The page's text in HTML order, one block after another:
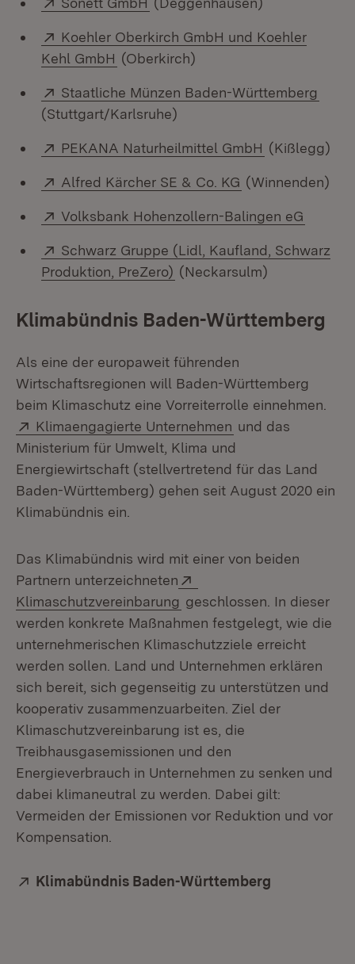
Extern:
Koehler Oberkirch GmbH und Koehler
Kehl GmbH (Öffnet in neuem Fenster)
(Oberkirch)
Extern:
Staatliche Münzen Baden-Württemberg
(Stuttgart/Karlsruhe)
Extern:
PEKANA Naturheilmittel GmbH (Öffnet in
(Kißlegg)
Extern:
Alfred Kärcher SE & Co. KG (Öffnet in neuem
(Winnenden)
Extern:
Volksbank Hohenzollern-Balingen eG
Extern:
Schwarz Gruppe (Lidl, Kaufland, Schwarz
Produktion, PreZero) (Öffnet in neuem Fenster)
(Neckarsulm)
Klimabündnis Baden-Württemberg
Als eine der europaweit führenden
Wirtschaftsregionen will Baden-Württemberg
beim Klimaschutz eine Vorreiterrolle einnehmen.
Extern:
Klimaengagierte Unternehmen (Öffnet in neuem
und das
Ministerium für Umwelt, Klima und
Energiewirtschaft (stellvertretend für das Land
Baden-Württemberg) gehen seit August 2020 ein
Klimabündnis ein.
Das Klimabündnis wird mit einer von beiden
Partnern unterzeichneten
Klimaschutzvereinbarung (Öffnet in neuem Fenster)
geschlossen. In dieser
werden konkrete Maßnahmen festgelegt, wie die
unternehmerischen Klimaschutzziele erreicht
werden sollen. Land und Unternehmen erklären
sich bereit, sich gegenseitig zu unterstützen und
kooperativ zusammenzuarbeiten. Ziel der
Klimaschutzvereinbarung ist es, die
Treibhausgasemissionen und den
Energieverbrauch in Unternehmen zu senken und
dabei klimaneutral zu werden. Dabei gilt:
Vermeiden der Emissionen vor Reduktion und vor
Kompensation.
Extern:
Klimabündnis Baden-Württemberg